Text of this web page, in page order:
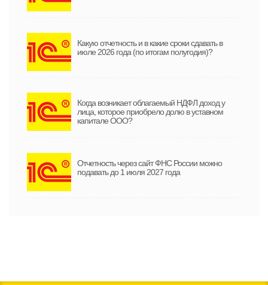
Какую отчетность и в какие сроки сдавать в
июле 2026 года (по итогам полугодия)?
Когда возникает облагаемый НДФЛ доход у
лица, которое приобрело долю в уставном
капитале ООО?
Отчетность через сайт ФНС России можно
подавать до 1 июля 2027 года